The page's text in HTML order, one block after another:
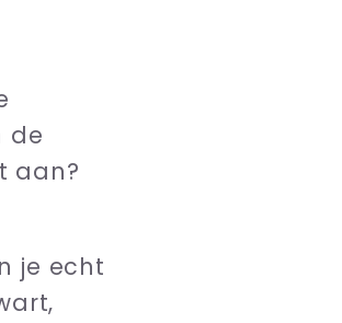
de
aan?
je echt